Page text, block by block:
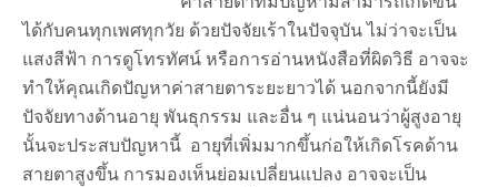
ได้กับคนทุกเพศทุกวัย ด้วยปัจจัยเร้าในปัจจุบัน ไม่ว่าจะเป็น
แสงสีฟ้า การดูโทรทัศน์ หรือการอ่านหนังสือที่ผิดวิธี อาจจะ
ทำให้คุณเกิดปัญหาค่าสายตาระยะยาวได้ นอกจากนี้ยังมี
ปัจจัยทางด้านอายุ พันธุกรรม และอื่น ๆ แน่นอนว่าผู้สูงอายุ
นั้นจะประสบปัญหานี้ อายุที่เพิ่มมากขึ้นก่อให้เกิดโรคด้าน
สายตาสูงขึ้น การมองเห็นย่อมเปลี่ยนแปลง อาจจะเป็น